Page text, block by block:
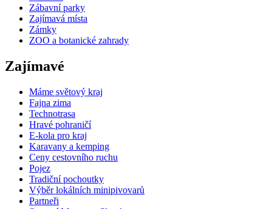
Zábavní parky
Zajímavá místa
Zámky
ZOO a botanické zahrady
Zajímavé
Máme světový kraj
Fajna zima
Technotrasa
Hravé pohraničí
E-kola pro kraj
Karavany a kemping
Ceny cestovního ruchu
Pojez
Tradiční pochoutky
Výběr lokálních minipivovarů
Partneři